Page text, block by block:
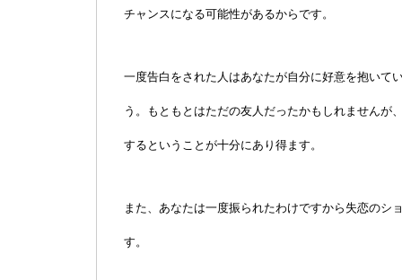
チャンスになる可能性があるからです。
一度告白をされた人はあなたが自分に好意を抱いて
う。もともとはただの友人だったかもしれませんが
するということが十分にあり得ます。
また、あなたは一度振られたわけですから失恋のシ
す。